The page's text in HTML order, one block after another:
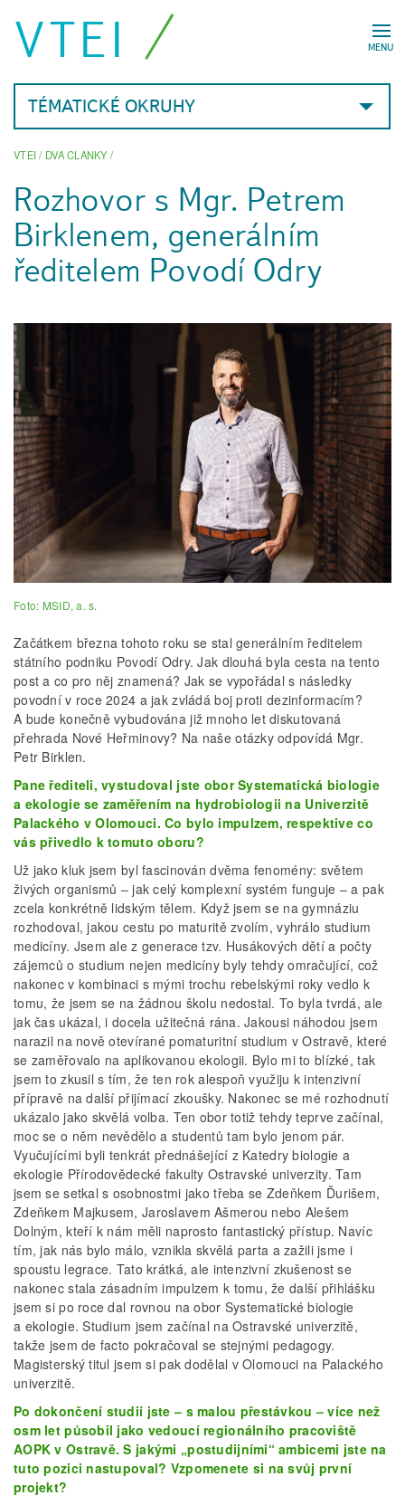
MENU
VTEI
TÉMATICKÉ OKRUHY
VTEI/ DVA CLANKY/
Rozhovor s Mgr. Petrem
Birklenem, generálním
ředitelem Povodí Odry
Foto: MSID, a. s.
Začátkem března tohoto roku se stal generálním ředitelem
státního podniku Povodí Odry. Jak dlouhá byla cesta na tento
post a co pro něj znamená? Jak se vypořádal s následky
povodní v roce 2024 a jak zvládá boj proti dezinformacím?
A bude konečně vybudována již mnoho let diskutovaná
přehrada Nové Heřminovy? Na naše otázky odpovídá Mgr.
Petr Birklen.
Pane řediteli, vystudoval jste obor Systematická biologie
a ekologie se zaměřením na hydrobiologii na Univerzitě
Palackého v Olomouci. Co bylo impulzem, respektive co
vás přivedlo k tomuto oboru?
Už jako kluk jsem byl fascinován dvěma fenomény: světem
živých organismů – jak celý komplexní systém funguje – a pak
zcela konkrétně lidským tělem. Když jsem se na gymnáziu
rozhodoval, jakou cestu po maturitě zvolím, vyhrálo studium
medicíny. Jsem ale z generace tzv. Husákových dětí a počty
zájemců o studium nejen medicíny byly tehdy omračující, což
nakonec v kombinaci s mými trochu rebelskými roky vedlo k
tomu, že jsem se na žádnou školu nedostal. To byla tvrdá, ale
jak čas ukázal, i docela užitečná rána. Jakousi náhodou jsem
narazil na nově otevírané pomaturitní studium v Ostravě, které
se zaměřovalo na aplikovanou ekologii. Bylo mi to blízké, tak
jsem to zkusil s tím, že ten rok alespoň využiju k intenzivní
přípravě na další přijímací zkoušky. Nakonec se mé rozhodnutí
ukázalo jako skvělá volba. Ten obor totiž tehdy teprve začínal,
moc se o něm nevědělo a studentů tam bylo jenom pár.
Vyučujícími byli tenkrát přednášející z Katedry biologie a
ekologie Přírodovědecké fakulty Ostravské univerzity. Tam
jsem se setkal s osobnostmi jako třeba se Zdeňkem Ďurišem,
Zdeňkem Majkusem, Jaroslavem Ašmerou nebo Alešem
Dolným, kteří k nám měli naprosto fantastický přístup. Navíc
tím, jak nás bylo málo, vznikla skvělá parta a zažili jsme i
spoustu legrace. Tato krátká, ale intenzivní zkušenost se
nakonec stala zásadním impulzem k tomu, že další přihlášku
jsem si po roce dal rovnou na obor Systematické biologie
a ekologie. Studium jsem začínal na Ostravské univerzitě,
takže jsem de facto pokračoval se stejnými pedagogy.
Magisterský titul jsem si pak dodělal v Olomouci na Palackého
univerzitě.
Po dokončení studií jste – s malou přestávkou – více než
osm let působil jako vedoucí regionálního pracoviště
AOPK v Ostravě. S jakými „postudijními“ ambicemi jste na
tuto pozici nastupoval? Vzpomenete si na svůj první
projekt?